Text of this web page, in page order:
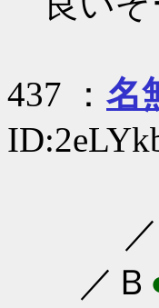
437 ： 名
◇
／
／Ｂ